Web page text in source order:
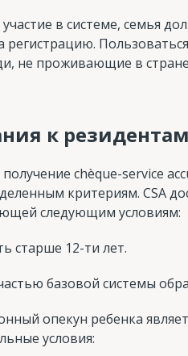
в системе, семья
регистрацию.
не проживающие в
к
chèque-service
критериям. CSA
следующим условиям:
старше 12-ти лет.
базовой системы
опекун ребенка
условия: